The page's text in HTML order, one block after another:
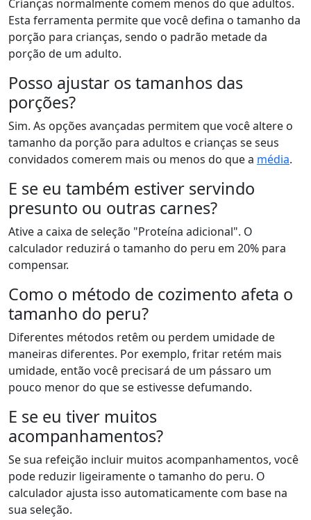
Crianças normalmente comem menos do que adultos.
Esta ferramenta permite que você defina o tamanho da
porção para crianças, sendo o padrão metade da
porção de um adulto.
Posso ajustar os tamanhos das
porções?
Sim. As opções avançadas permitem que você altere o
tamanho da porção para adultos e crianças se seus
convidados comerem mais ou menos do que a média.
E se eu também estiver servindo
presunto ou outras carnes?
Ative a caixa de seleção "Proteína adicional". O
calculador reduzirá o tamanho do peru em 20% para
compensar.
Como o método de cozimento afeta o
tamanho do peru?
Diferentes métodos retêm ou perdem umidade de
maneiras diferentes. Por exemplo, fritar retém mais
umidade, então você precisará de um pássaro um
pouco menor do que se estivesse defumando.
E se eu tiver muitos
acompanhamentos?
Se sua refeição incluir muitos acompanhamentos, você
pode reduzir ligeiramente o tamanho do peru. O
calculador ajusta isso automaticamente com base na
sua seleção.